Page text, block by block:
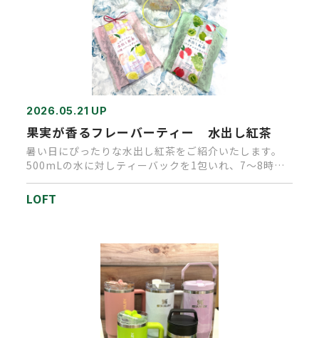
2026.05.21 UP
果実が香るフレーバーティー 水出し紅茶
暑い日にぴったりな水出し紅茶をご紹介いたします。
500mLの水に対しティーバックを1包いれ、7～8時間
冷蔵で保管するだけ…
LOFT